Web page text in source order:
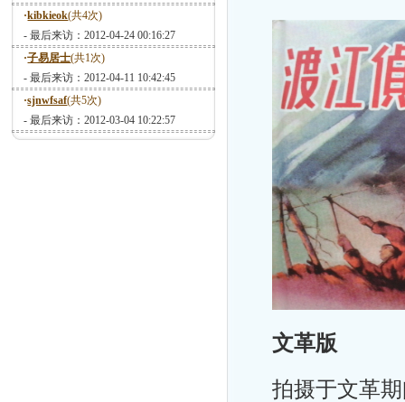
·kibkieok(共4次)
- 最后来访：2012-04-24 00:16:27
·子易居士(共1次)
- 最后来访：2012-04-11 10:42:45
·sjnwfsaf(共5次)
- 最后来访：2012-03-04 10:22:57
文革版
拍摄于文革